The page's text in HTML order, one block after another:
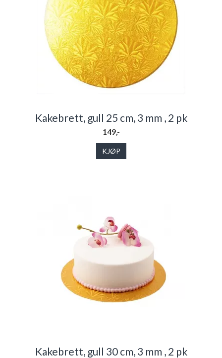
Kakebrett, gull 25 cm, 3 mm , 2 pk
149,-
KJØP
Kakebrett, gull 30 cm, 3 mm , 2 pk